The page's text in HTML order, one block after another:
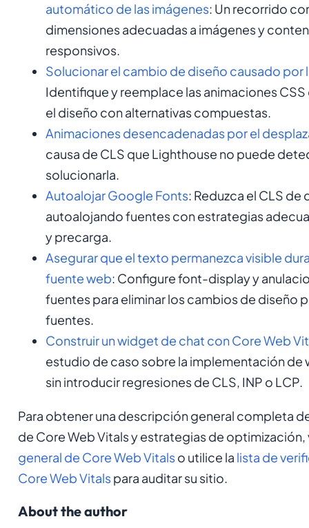
automático de las imágenes: Un recorrido
dimensiones adecuadas a imágenes y
responsivos.
Solucionar el cambio de diseño causado por
Identifique y reemplace las animaciones
el diseño con alternativas compuestas.
Animaciones desencadenadas por el
causa de CLS que Lighthouse no puede
solucionarla.
Autoalojar Google Fonts: Reduzca el CLS de
autoalojando fuentes con estrategias
y precarga.
Asegurar que el texto permanezca visible
fuente web: Configure font-display y
fuentes para eliminar los cambios de diseño
fuentes.
Construir un widget de chat con Core Web
estudio de caso sobre la implementación
sin introducir regresiones de CLS, INP o LCP.
Para obtener una descripción general completa
de Core Web Vitals y estrategias de optimización,
general de Core Web Vitalso utilice la lista de
Core Web Vitalspara auditar su sitio.
About the author